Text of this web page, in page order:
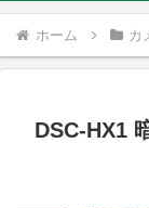
ホーム カ
DSC-HX1